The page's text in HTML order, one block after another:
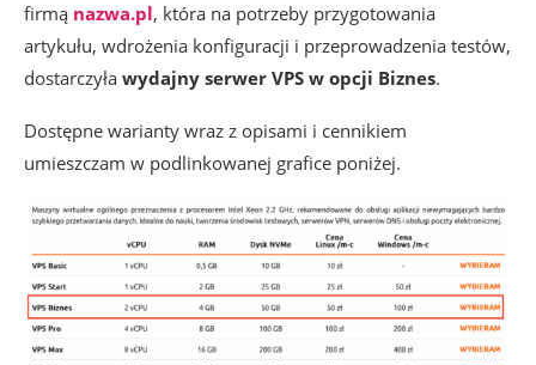
firmą nazwa.pl, która na potrzeby przygotowania
artykułu, wdrożenia konfiguracji i przeprowadzenia testów,
dostarczyła wydajny serwer VPS w opcji Biznes.
Dostępne warianty wraz z opisami i cennikiem
umieszczam w podlinkowanej grafice poniżej.